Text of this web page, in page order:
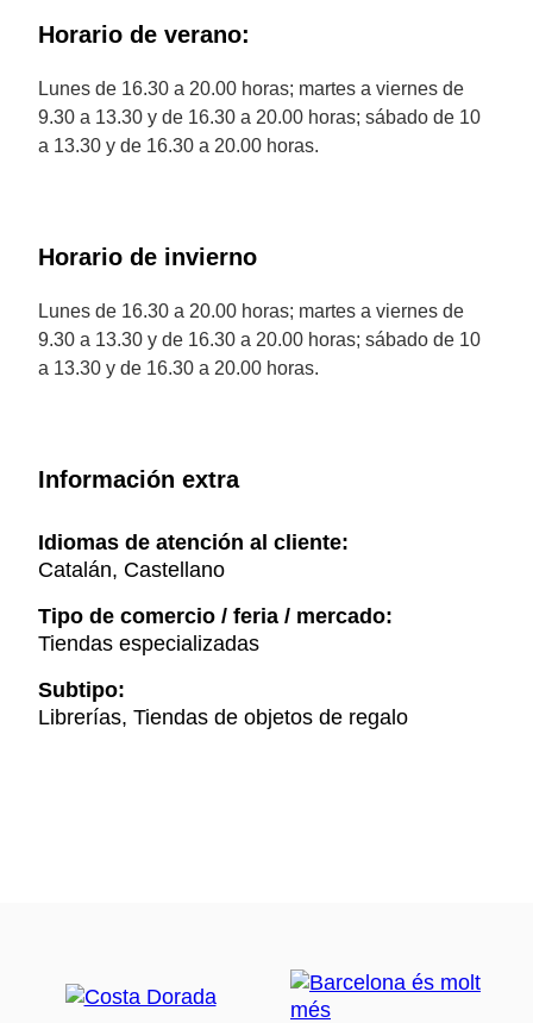
Horario de verano:
Lunes de 16.30 a 20.00 horas; martes a viernes de
9.30 a 13.30 y de 16.30 a 20.00 horas; sábado de 10
a 13.30 y de 16.30 a 20.00 horas.
Horario de invierno
Lunes de 16.30 a 20.00 horas; martes a viernes de
9.30 a 13.30 y de 16.30 a 20.00 horas; sábado de 10
a 13.30 y de 16.30 a 20.00 horas.
Información extra
Idiomas de atención al cliente:
Catalán, Castellano
Tipo de comercio / feria / mercado:
Tiendas especializadas
Subtipo:
Librerías, Tiendas de objetos de regalo